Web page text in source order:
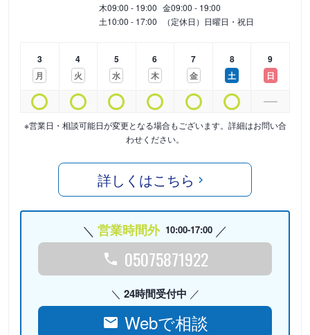
木09:00 - 19:00 金09:00 - 19:00
土10:00 - 17:00 （定休日）日曜日・祝日
3
月
4
火
5
水
6
木
7
金
8
土
9
日
※営業日・相談可能日が変更となる場合もございます。詳細はお問い合
わせください。
詳しくはこちら
営業時間外 10:00-17:00
05075871922
24時間受付中
Webで相談